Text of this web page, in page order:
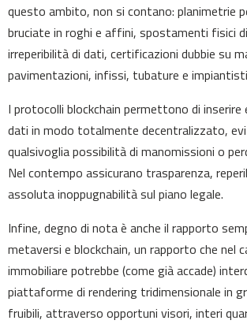
questo ambito, non si contano: planimetrie
bruciate in roghi e affini, spostamenti fisici
irreperibilità di dati, certificazioni dubbie su
pavimentazioni, infissi, tubature e
I protocolli blockchain permettono di
dati in modo totalmente decentralizzato,
qualsivoglia possibilità di manomissioni o
Nel contempo assicurano trasparenza,
assoluta inoppugnabilità sul piano legale.
Infine, degno di nota è anche il rapporto
metaversi e blockchain, un rapporto che nel
immobiliare potrebbe (come già accade)
piattaforme di rendering tridimensionale in
fruibili, attraverso opportuni visori, interi